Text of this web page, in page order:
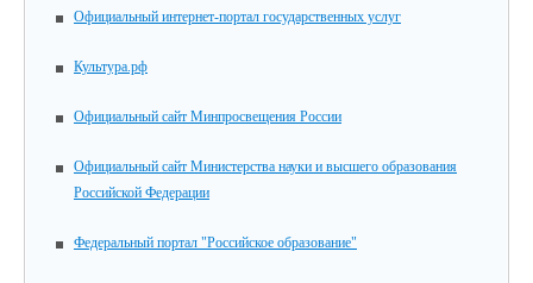
Официальный интернет-портал государственных услуг
Культура.рф
Официальный сайт Минпросвещения России
Официальный сайт Министерства науки и высшего образования
Российской Федерации
Федеральный портал "Российское образование"